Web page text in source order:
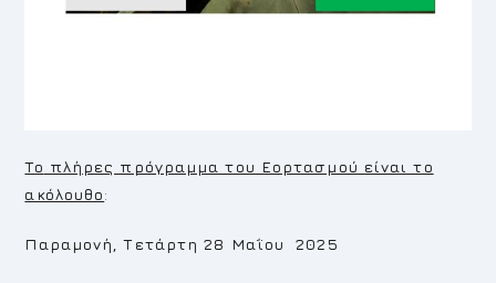
To πλήρες πρόγραμμα του Εορτασμού είναι το
ακόλουθο:
Παραμονή, Τετάρτη 28 Μαΐου 2025